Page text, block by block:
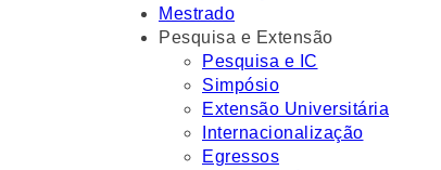
Mestrado
Pesquisa e Extensão
Pesquisa e IC
Simpósio
Extensão Universitária
Internacionalização
Egressos